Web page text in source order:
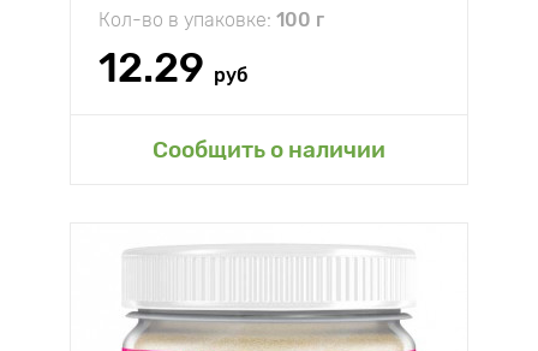
Кол-во в упаковке: 100 г
12.29 руб
Сообщить о наличии